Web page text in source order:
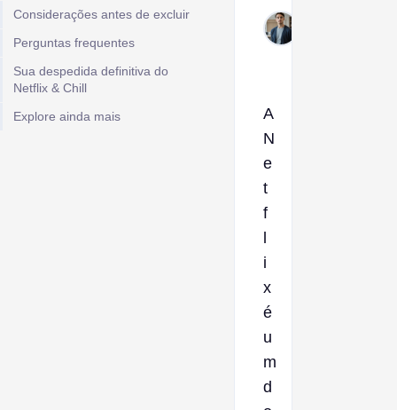
Considerações antes de excluir
Perguntas frequentes
Sua despedida definitiva do
Netflix & Chill
Explore ainda mais
A
N
e
t
f
i
x
é
u
m
d